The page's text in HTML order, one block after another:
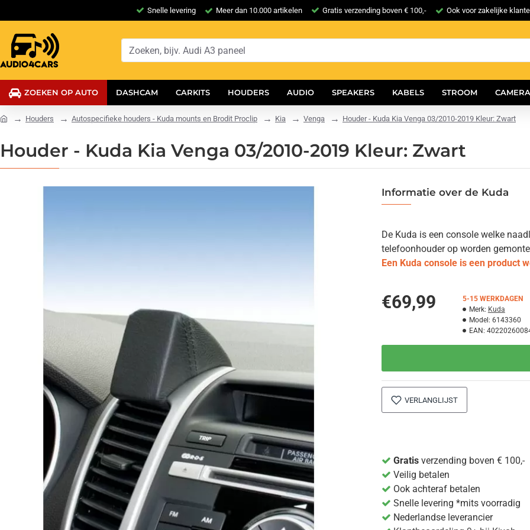
Snelle levering Meer dan 10.000 artikelen Gratis verzending boven € 100,- Ook voor zakelijke
ZOEKEN OP AUTO DASHCAM CARKITS HOUDERS AUDIO SPEAKERS KABELS STROOM
Houders Autospecifieke houders - Kuda mounts en Brodit Proclip Kia Venga Houder - Kuda Kia Venga 03/2010-2019 Kleur: Zwart
Houder - Kuda Kia Venga 03/2010-2019 Kleur: Zwart
Informatie over de Kuda
De Kuda is een console welke
telefoonhouder op worden
Een Kuda console is een product
€69,99
5-15 WERKDAGEN
Merk: Kuda
Model: 6143360
EAN:
VERLANGLIJST
Gratisverzending boven € 100,-
Veilig betalen
Ook achteraf betalen
Snelle levering *mits voorradig
Nederlandse leverancier